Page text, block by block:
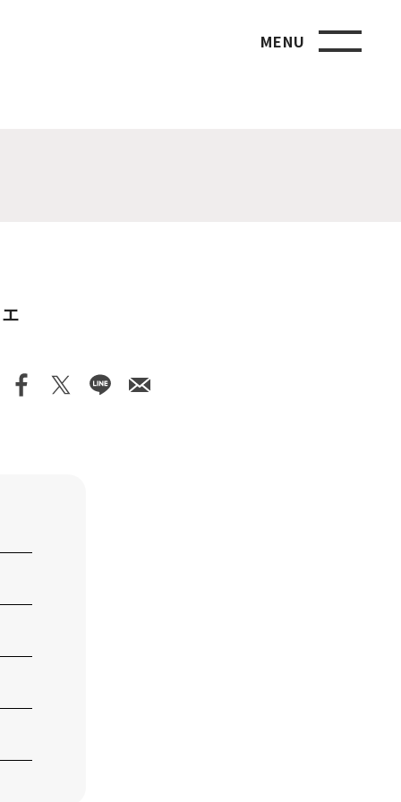
MENU